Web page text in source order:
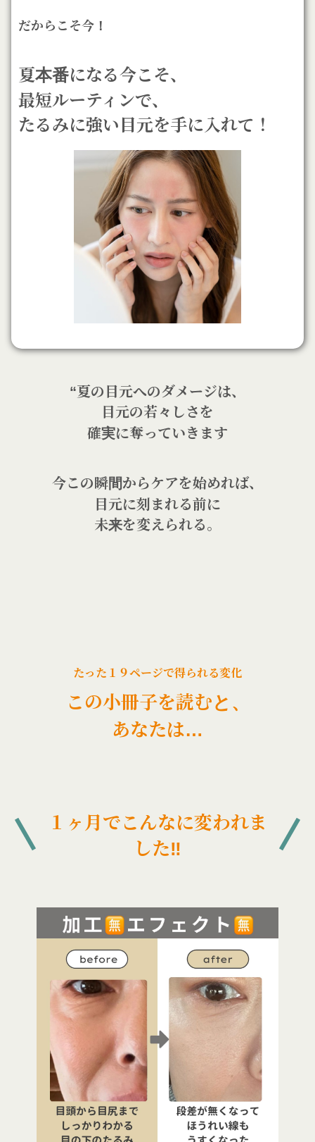
だからこそ今！
夏本番になる今こそ、
最短ルーティンで、
たるみに強い目元を手に入れて！
“夏の目元へのダメージは、
目元の若々しさを
確実に奪っていきます
今この瞬間からケアを始めれば、
目元に刻まれる前に
未来を変えられる。
たった１９ページで得られる変化
この小冊子を読むと、
あなたは…
１ヶ月でこんなに変われま
した‼️